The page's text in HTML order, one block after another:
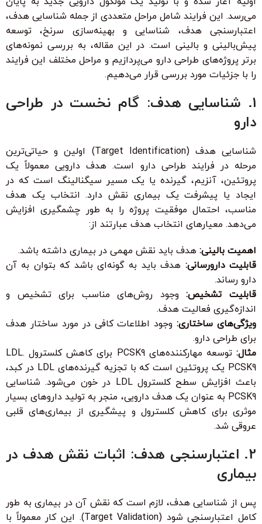
می‌رسد. این فرایند شامل مراحل متعددی از جمله شناسایی هدف،
اعتبارسنجی هدف، شناسایی و بهینه‌سازی سرنخ، توسعه
پیش‌بالینی و بالینی است. در این مقاله، به بررسی نمونه‌های
برتر پروژه‌های طراحی دارو می‌پردازیم و مراحل مختلف این فرایند
را با جزئیات مورد بررسی قرار می‌دهیم.
1. شناسایی هدف: گام نخست در طراحی
دارو
شناسایی هدف (Target Identification) اولین و حیاتی‌ترین
مرحله در فرایند طراحی دارو است. هدف دارویی معمولاً یک
پروتئین، آنزیم، گیرنده یا یک مسیر سیگنالینگ است که در
ایجاد یا پیشرفت یک بیماری نقش دارد. انتخاب یک هدف
مناسب، احتمال موفقیت پروژه را به طور چشمگیری افزایش
می‌دهد. معیارهای انتخاب هدف عبارتند از:
اهمیت بالینی: هدف باید نقش مهمی در بیماری داشته باشد.
قابلیت دارورسانی: هدف باید به گونه‌ای باشد که بتوان به آن
دارو رساند.
قابلیت تشخیص:وجود روش‌های مناسب برای تشخیص و
اندازه‌گیری فعالیت هدف.
ویژگی‌های ساختاری:وجود اطلاعات کافی در مورد ساختار هدف
برای طراحی دارو.
مثال:
توسعه مهارکننده‌های PCSK9 برای کاهش کلسترول LDL.
PCSK9 یک پروتئین است که با تجزیه گیرنده‌های LDL در کبد،
باعث افزایش سطح کلسترول LDL در خون می‌شود. شناسایی
PCSK9 به عنوان یک هدف دارویی، منجر به تولید داروهای بسیار
موثری برای کاهش کلسترول و پیشگیری از بیماری‌های قلبی
عروقی شد.
2. اعتبارسنجی هدف: اثبات نقش هدف در
بیماری
پس از شناسایی هدف، لازم است که نقش آن در بیماری به طور
کامل اعتبارسنجی شود (Target Validation). این کار معمولاً با